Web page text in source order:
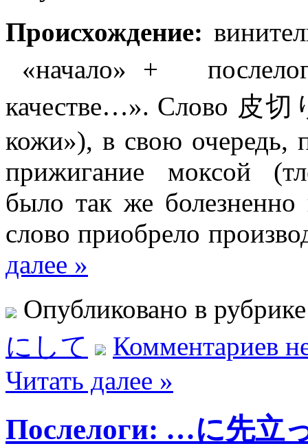
Происхождение:
«начало» +
качестве…». Слово 皮
кожи»), в свою очередь,
прижигание моксой
было так же болезненно
слово приобрело
далее »
Опубликовано в
にして
Комментариев
Читать далее »
Послелоги: …に先立